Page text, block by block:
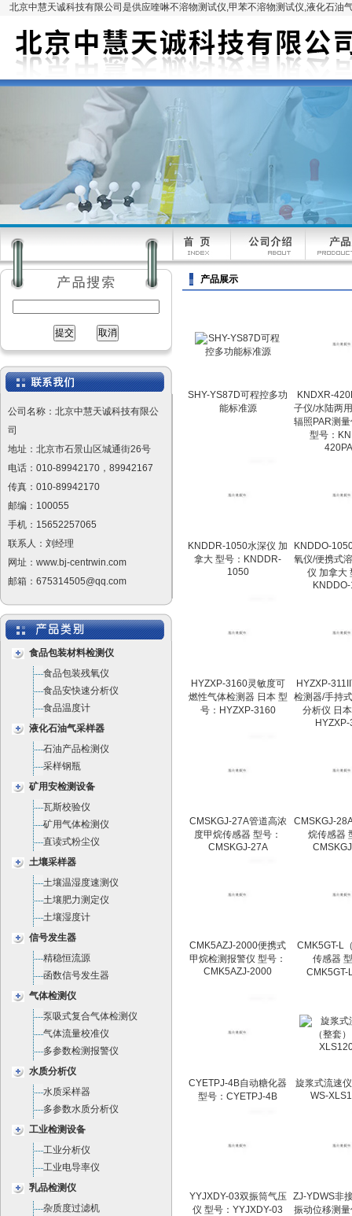
北京中慧天诚科技有限公司是供应喹啉不溶物测试仪,甲苯不溶物测试仪,液化石油
公司名称：北京中慧天诚科技有限公
司
地址：北京市石景山区城通街26号
电话：010-89942170，89942167
传真：010-89942170
邮编：100055
手机：15652257065
联系人：刘经理
网址：www.bj-centrwin.com
邮箱：675314505@qq.com
食品包装材料检测仪
食品包装残氧仪
食品安快速分析仪
食品温度计
液化石油气采样器
石油产品检测仪
采样钢瓶
矿用安检测设备
瓦斯校验仪
矿用气体检测仪
直读式粉尘仪
土壤采样器
土壤温湿度速测仪
土壤肥力测定仪
土壤湿度计
信号发生器
精稳恒流源
函数信号发生器
气体检测仪
泵吸式复合气体检测仪
气体流量校准仪
多参数检测报警仪
水质分析仪
水质采样器
多参数水质分析仪
工业检测设备
工业分析仪
工业电导率仪
乳品检测仪
杂质度过滤机
产品展示
SHY-YS87D可程控多功
能标准源
KNDXR-
子仪/水陆两
辐照PAR测
型号：
KNDDR-1050水深仪 加
拿大 型号：KNDDR-
1050
KNDDO-
氧仪/便携式
仪 加拿大
HYZXP-3160灵敏度可
燃性气体检测器 日本 型
号：HYZXP-3160
HYZXP-
检测器/手持
分析仪 日
HYZXP-
CMSKGJ-27A管道高浓
度甲烷传感器 型号：
CMSKGJ-27A
CMSKGJ-
烷传感器
CMK5AZJ-2000便携式
甲烷检测报警仪 型号：
CMK5AZJ-2000
CMK5GT-L
传感器
CMK5GT-
CYETPJ-4B自动糖化器
型号：CYETPJ-4B
旋浆式流速
WS-
YYJXDY-03双振筒气压
仪 型号：YYJXDY-03
ZJ-YDWS非
振动位移测